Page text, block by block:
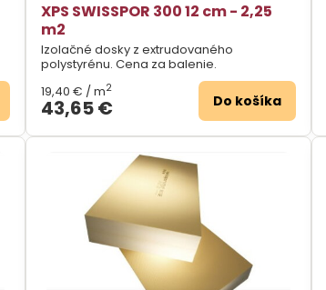
XPS SWISSPOR 300 12 cm - 2,25
m2
Izolačné dosky z extrudovaného
polystyrénu. Cena za balenie.
43,65 €
19,40 € / m2
Do košíka